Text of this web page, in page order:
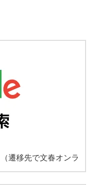
（遷移先で文春オンラ